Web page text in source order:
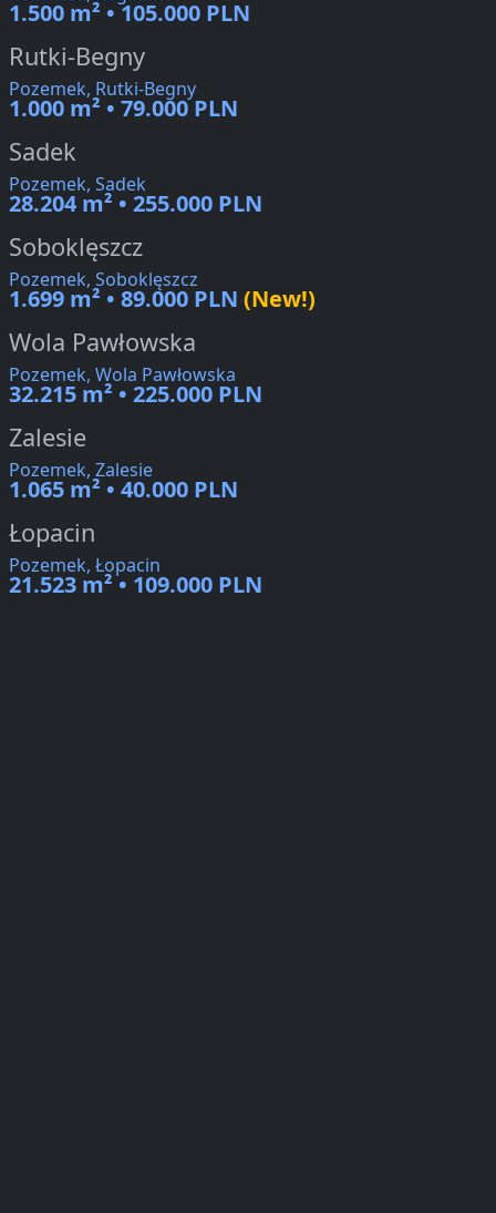
1.500 m² • 105.000 PLN
Rutki-Begny
Pozemek, Rutki-Begny
1.000 m² • 79.000 PLN
Sadek
Pozemek, Sadek
28.204 m² • 255.000 PLN
Soboklęszcz
Pozemek, Soboklęszcz
1.699 m² • 89.000 PLN (New!)
Wola Pawłowska
Pozemek, Wola Pawłowska
32.215 m² • 225.000 PLN
Zalesie
Pozemek, Zalesie
1.065 m² • 40.000 PLN
Łopacin
Pozemek, Łopacin
21.523 m² • 109.000 PLN